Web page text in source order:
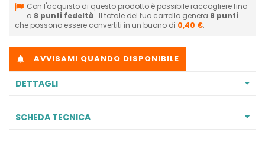
Con l'acquisto di questo prodotto è possibile raccogliere fino
a 8 punti fedeltà . Il totale del tuo carrello genera 8 punti
che possono essere convertiti in un buono di 0,40 €.
 AVVISAMI QUANDO DISPONIBILE
DETTAGLI
SCHEDA TECNICA